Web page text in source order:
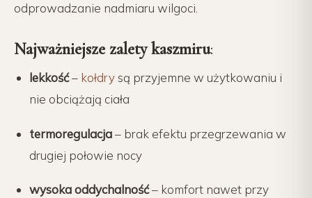
odprowadzanie nadmiaru wilgoci.
Najważniejsze zalety kaszmiru:
lekkość– kołdrysą przyjemne w użytkowaniu i
nie obciążają ciała
termoregulacja– brak efektu przegrzewania w
drugiej połowie nocy
wysoka oddychalność– komfort nawet przy